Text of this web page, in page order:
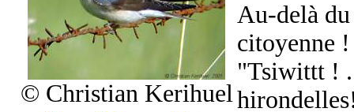
© Christian Kerihuel
Au-delà
citoyenne !
"Tsiwittt !